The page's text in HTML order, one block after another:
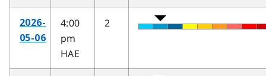
2026-
05-06
4:00
pm
HAE
2